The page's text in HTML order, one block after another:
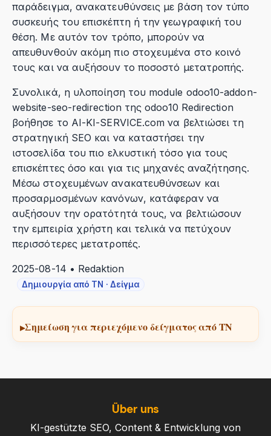
παράδειγμα, ανακατευθύνσεις με βάση τον τύπο
συσκευής του επισκέπτη ή την γεωγραφική του
θέση. Με αυτόν τον τρόπο, μπορούν να
απευθυνθούν ακόμη πιο στοχευμένα στο κοινό
τους και να αυξήσουν το ποσοστό μετατροπής.
Συνολικά, η υλοποίηση του module odoo10-addon-
website-seo-redirection της odoo10 Redirection
βοήθησε το AI-KI-SERVICE.com να βελτιώσει τη
στρατηγική SEO και να καταστήσει την
ιστοσελίδα του πιο ελκυστική τόσο για τους
επισκέπτες όσο και για τις μηχανές αναζήτησης.
Μέσω στοχευμένων ανακατευθύνσεων και
προσαρμοσμένων κανόνων, κατάφεραν να
αυξήσουν την ορατότητά τους, να βελτιώσουν
την εμπειρία χρήστη και τελικά να πετύχουν
περισσότερες μετατροπές.
2025-08-14 • Redaktion
Δημιουργία από ΤΝ · Δείγμα
Σημείωση για περιεχόμενο δείγματος από ΤΝ
Über uns
KI-gestützte SEO, Content & Entwicklung von